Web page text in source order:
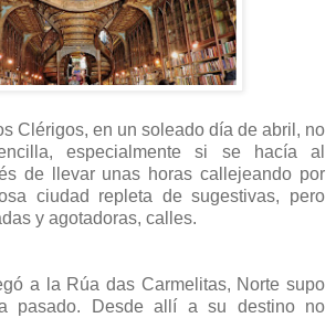
Clérigos, en un soleado día de abril, no
especialmente si se hacía al
de llevar unas horas callejeando por
ciudad repleta de sugestivas, pero
y agotadoras, calles.
a la Rúa das Carmelitas, Norte supo
pasado. Desde allí a su destino no